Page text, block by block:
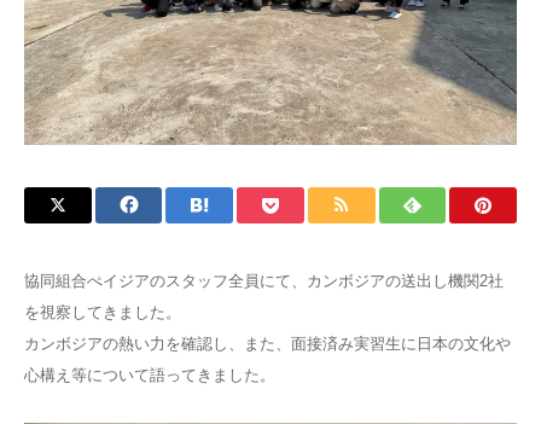
協同組合ぺイジアのスタッフ全員にて、カンボジアの送出し機関2社
を視察してきました。
カンボジアの熱い力を確認し、また、面接済み実習生に日本の文化や
心構え等について語ってきました。